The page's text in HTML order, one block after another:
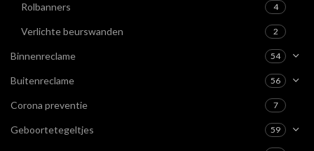
Rolbanners 4
Verlichte beurswanden 2
Binnenreclame 54
Buitenreclame 56
Corona preventie 7
Geboortetegeltjes 59